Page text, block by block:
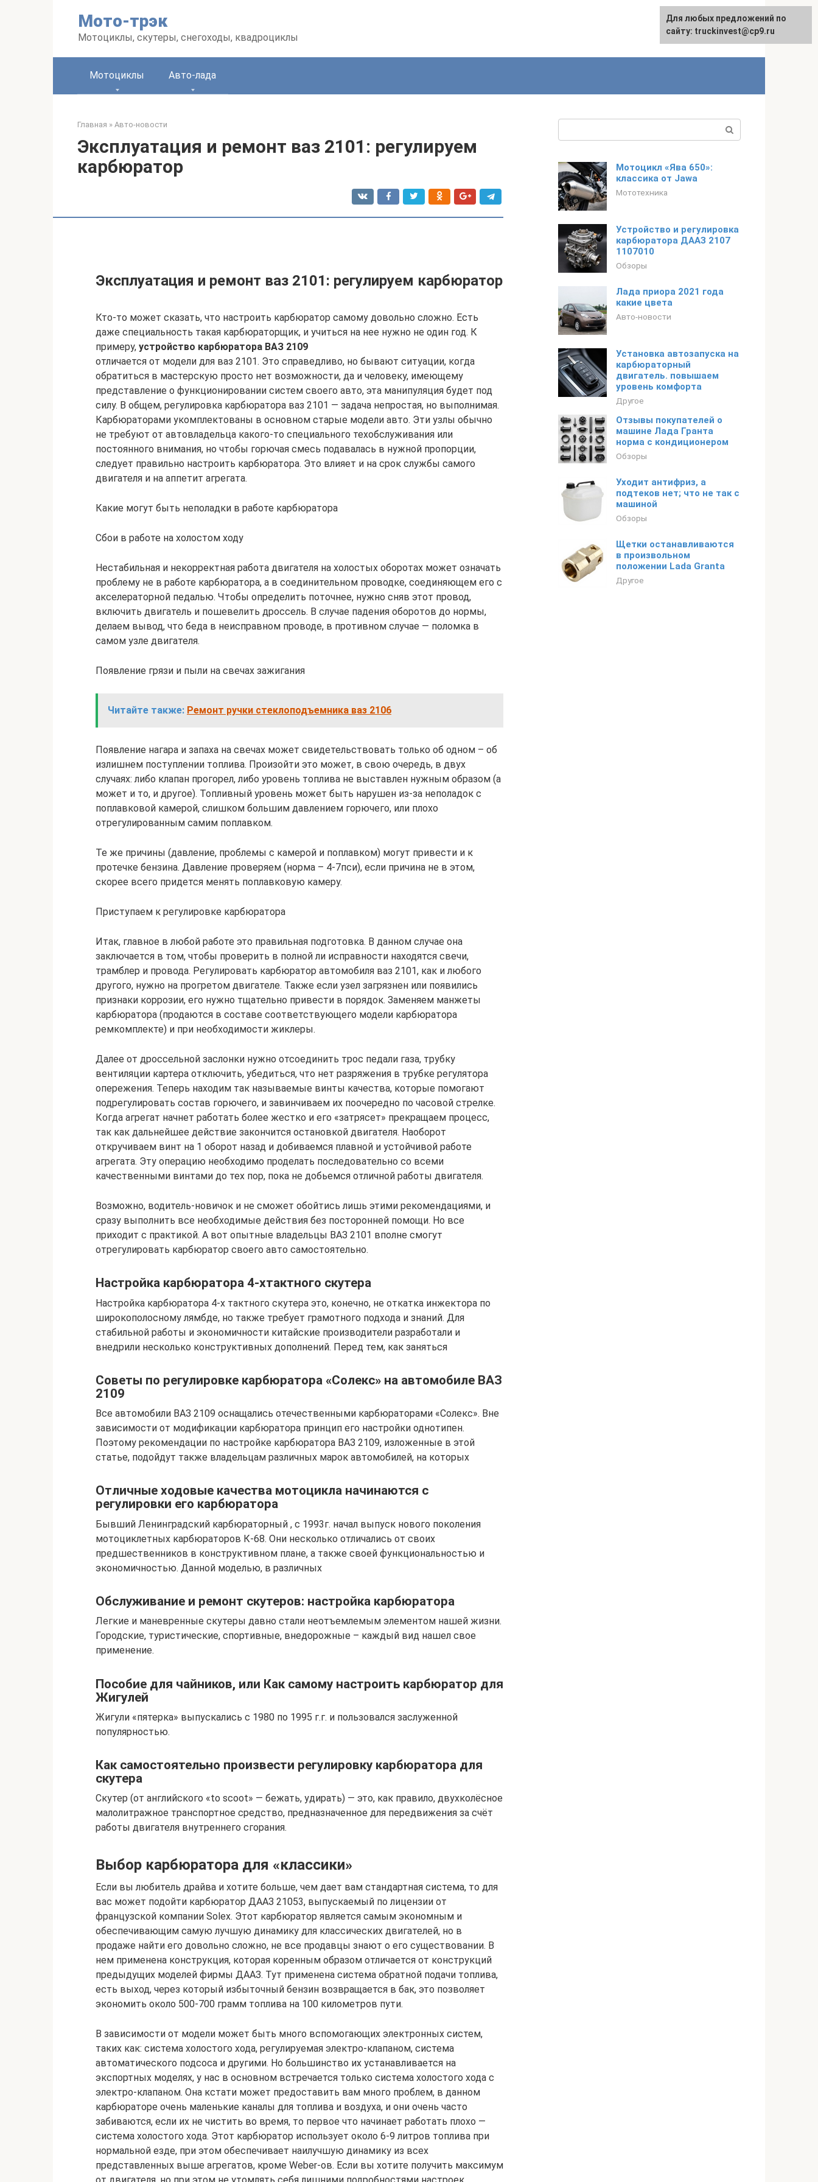
Мото-трэк
Мотоциклы, скутеры, снегоходы, квадроциклы
English
Мотоциклы Авто-лада
Главная » Авто-новости
Эксплуатация и ремонт ваз 2101: регулируем
карбюратор
Эксплуатация и ремонт ваз 2101: регулируем карбюратор
Кто-то может сказать, что настроить карбюратор самому довольно сложно. Есть
даже специальность такая карбюраторщик, и учиться на нее нужно не один год. К
примеру, устройство карбюратора ВАЗ 2109
отличается от модели для ваз 2101. Это справедливо, но бывают ситуации, когда
обратиться в мастерскую просто нет возможности, да и человеку, имеющему
представление о функционировании систем своего авто, эта манипуляция будет под
силу. В общем, регулировка карбюратора ваз 2101 — задача непростая, но выполнимая.
Карбюраторами укомплектованы в основном старые модели авто. Эти узлы обычно
не требуют от автовладельца какого-то специального техобслуживания или
постоянного внимания, но чтобы горючая смесь подавалась в нужной пропорции,
следует правильно настроить карбюратора. Это влияет и на срок службы самого
двигателя и на аппетит агрегата.
Какие могут быть неполадки в работе карбюратора
Сбои в работе на холостом ходу
Нестабильная и некорректная работа двигателя на холостых оборотах может означать
проблему не в работе карбюратора, а в соединительном проводке, соединяющем его с
акселераторной педалью. Чтобы определить поточнее, нужно сняв этот провод,
включить двигатель и пошевелить дроссель. В случае падения оборотов до нормы,
делаем вывод, что беда в неисправном проводе, в противном случае — поломка в
самом узле двигателя.
Появление грязи и пыли на свечах зажигания
Читайте также: Ремонт ручки стеклоподъемника ваз 2106
Появление нагара и запаха на свечах может свидетельствовать только об одном – об
излишнем поступлении топлива. Произойти это может, в свою очередь, в двух
случаях: либо клапан прогорел, либо уровень топлива не выставлен нужным образом (а
может и то, и другое). Топливный уровень может быть нарушен из-за неполадок с
поплавковой камерой, слишком большим давлением горючего, или плохо
отрегулированным самим поплавком.
Те же причины (давление, проблемы с камерой и поплавком) могут привести и к
протечке бензина. Давление проверяем (норма – 4-7пси), если причина не в этом,
скорее всего придется менять поплавковую камеру.
Приступаем к регулировке карбюратора
Итак, главное в любой работе это правильная подготовка. В данном случае она
заключается в том, чтобы проверить в полной ли исправности находятся свечи,
трамблер и провода. Регулировать карбюратор автомобиля ваз 2101, как и любого
другого, нужно на прогретом двигателе. Также если узел загрязнен или появились
признаки коррозии, его нужно тщательно привести в порядок. Заменяем манжеты
карбюратора (продаются в составе соответствующего модели карбюратора
ремкомплекте) и при необходимости жиклеры.
Далее от дроссельной заслонки нужно отсоединить трос педали газа, трубку
вентиляции картера отключить, убедиться, что нет разряжения в трубке регулятора
опережения. Теперь находим так называемые винты качества, которые помогают
подрегулировать состав горючего, и завинчиваем их поочередно по часовой стрелке.
Когда агрегат начнет работать более жестко и его «затрясет» прекращаем процесс,
так как дальнейшее действие закончится остановкой двигателя. Наоборот
откручиваем винт на 1 оборот назад и добиваемся плавной и устойчивой работе
агрегата. Эту операцию необходимо проделать последовательно со всеми
качественными винтами до тех пор, пока не добьемся отличной работы двигателя.
Возможно, водитель-новичок и не сможет обойтись лишь этими рекомендациями, и
сразу выполнить все необходимые действия без посторонней помощи. Но все
приходит с практикой. А вот опытные владельцы ВАЗ 2101 вполне смогут
отрегулировать карбюратор своего авто самостоятельно.
Настройка карбюратора 4-хтактного скутера
Настройка карбюратора 4-х тактного скутера это, конечно, не откатка инжектора по
широкополосному лямбде, но также требует грамотного подхода и знаний. Для
стабильной работы и экономичности китайские производители разработали и
внедрили несколько конструктивных дополнений. Перед тем, как заняться
Советы по регулировке карбюратора «Солекс» на автомобиле ВАЗ
2109
Все автомобили ВАЗ 2109 оснащались отечественными карбюраторами «Солекс». Вне
зависимости от модификации карбюратора принцип его настройки однотипен.
Поэтому рекомендации по настройке карбюратора ВАЗ 2109, изложенные в этой
статье, подойдут также владельцам различных марок автомобилей, на которых
Отличные ходовые качества мотоцикла начинаются с
регулировки его карбюратора
Бывший Ленинградский карбюраторный , с 1993г. начал выпуск нового поколения
мотоциклетных карбюраторов К-68. Они несколько отличались от своих
предшественников в конструктивном плане, а также своей функциональностью и
экономичностью. Данной моделью, в различных
Обслуживание и ремонт скутеров: настройка карбюратора
Легкие и маневренные скутеры давно стали неотъемлемым элементом нашей жизни.
Городские, туристические, спортивные, внедорожные – каждый вид нашел свое
применение.
Пособие для чайников, или Как самому настроить карбюратор для
Жигулей
Жигули «пятерка» выпускались с 1980 по 1995 г.г. и пользовался заслуженной
популярностью.
Как самостоятельно произвести регулировку карбюратора для
скутера
Скутер (от английского «to scoot» — бежать, удирать) — это, как правило, двухколёсное
малолитражное транспортное средство, предназначенное для передвижения за счёт
работы двигателя внутреннего сгорания.
Выбор карбюратора для «классики»
Если вы любитель драйва и хотите больше, чем дает вам стандартная система, то для
вас может подойти карбюратор ДААЗ 21053, выпускаемый по лицензии от
французской компании Solex. Этот карбюратор является самым экономным и
обеспечивающим самую лучшую динамику для классических двигателей, но в
продаже найти его довольно сложно, не все продавцы знают о его существовании. В
нем применена конструкция, которая коренным образом отличается от конструкций
предыдущих моделей фирмы ДААЗ. Тут применена система обратной подачи топлива,
есть выход, через который избыточный бензин возвращается в бак, это позволяет
экономить около 500-700 грамм топлива на 100 километров пути.
В зависимости от модели может быть много вспомогающих электронных систем,
таких как: система холостого хода, регулируемая электро-клапаном, система
автоматического подсоса и другими. Но большинство их устанавливается на
экспортных моделях, у нас в основном встречается только система холостого хода с
электро-клапаном. Она кстати может предоставить вам много проблем, в данном
карбюраторе очень маленькие каналы для топлива и воздуха, и они очень часто
забиваются, если их не чистить во время, то первое что начинает работать плохо —
система холостого хода. Этот карбюратор использует около 6-9 литров топлива при
нормальной езде, при этом обеспечивает наилучшую динамику из всех
представленных выше агрегатов, кроме Weber-ов. Если вы хотите получить максимум
Мотоцикл «Ява 650»:
классика от Jawa
Мототехника
Устройство и регулировка
карбюратора ДААЗ 2107
1107010
Обзоры
Лада приора 2021 года
какие цвета
Авто-новости
Установка автозапуска на
карбюраторный
двигатель. повышаем
уровень комфорта
Другое
Отзывы покупателей о
машине Лада Гранта
норма с кондиционером
Обзоры
Уходит антифриз, а
подтеков нет; что не так с
машиной
Обзоры
Щетки останавливаются
в произвольном
положении Lada Granta
Другое
Для любых предложений по
сайту: truckinvest@cp9.ru